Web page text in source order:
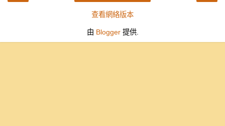
查看網絡版本
由 Blogger提供.